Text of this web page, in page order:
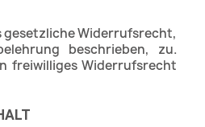
Widerrufsrecht,
beschrieben, zu.
freiwilliges Widerrufsrecht